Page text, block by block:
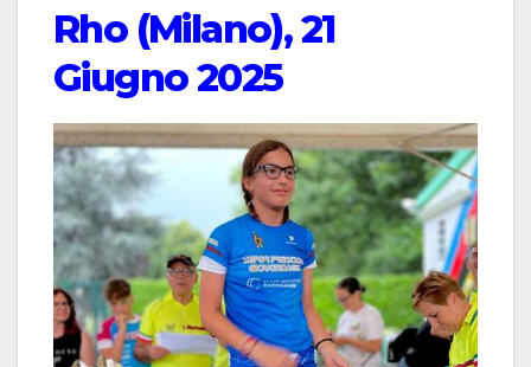
Rho (Milano), 21
Giugno 2025